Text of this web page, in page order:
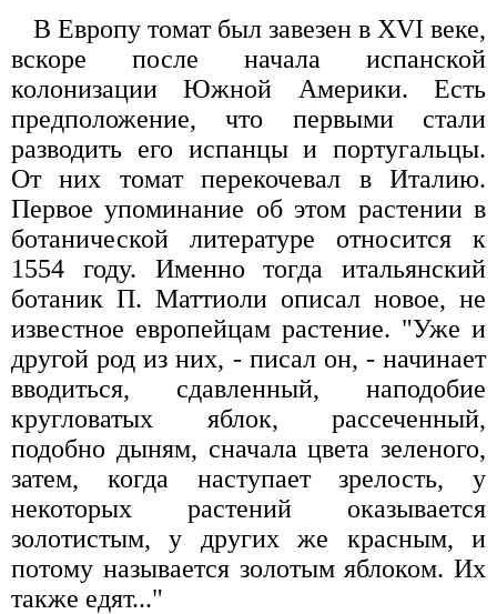
В Европу томат был завезен в XVI веке,
вскоре после начала испанской
колонизации Южной Америки. Есть
предположение, что первыми стали
разводить его испанцы и португальцы.
От них томат перекочевал в Италию.
Первое упоминание об этом растении в
ботанической литературе относится к
1554 году. Именно тогда итальянский
ботаник П. Маттиоли описал новое, не
известное европейцам растение. "Уже и
другой род из них, - писал он, - начинает
вводиться, сдавленный, наподобие
кругловатых яблок, рассеченный,
подобно дыням, сначала цвета зеленого,
затем, когда наступает зрелость, у
некоторых растений оказывается
золотистым, у других же красным, и
потому называется золотым яблоком. Их
также едят..."